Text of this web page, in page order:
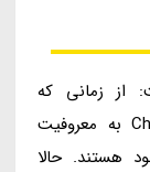
از زمانی که
ابزارهای هوش مصنوعی مولد مثل ChatGPT به معروفیت
هستند. حالا